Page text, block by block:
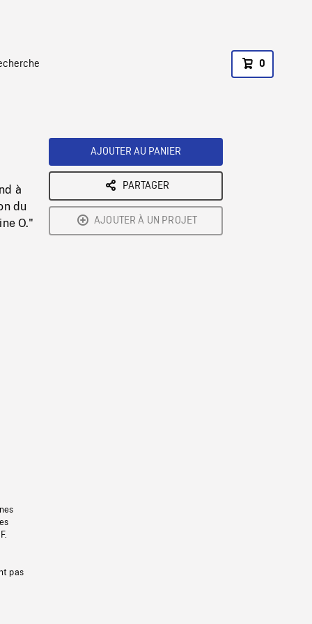
0
à
du
O."
pas
AJOUTER AU PANIER
PARTAGER
AJOUTER À UN PROJET